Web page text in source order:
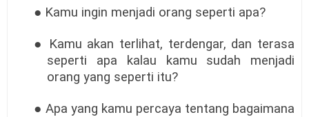
● Kamu ingin menjadi orang seperti apa?
● Kamu akan terlihat, terdengar, dan terasa
seperti apa kalau kamu sudah menjadi
orang yang seperti itu?
● Apa yang kamu percaya tentang bagaimana